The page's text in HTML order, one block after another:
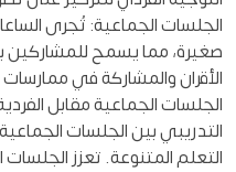
الجلسات الجماعية: تُجرى
صغيرة، مما يسمح للمشاركين
الأقران والمشاركة في ممارسات
الجلسات الجماعية مقابل
التدريبي بين الجلسات
التعلم المتنوعة. تعزز